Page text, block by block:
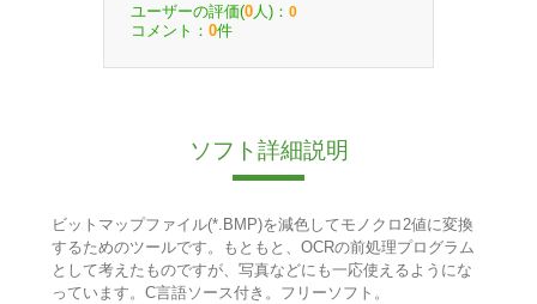
ユーザーの評価(0 人)： 0
コメント： 0件
ソフト詳細説明
ビットマップファイル(*.BMP)を減色してモノクロ2値に変換
するためのツールです。もともと、OCRの前処理プログラム
として考えたものですが、写真などにも一応使えるようにな
っています。C言語ソース付き。フリーソフト。